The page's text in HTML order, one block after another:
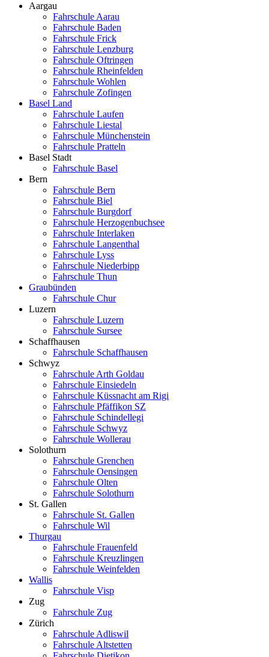
Aargau
Fahrschule Aarau
Fahrschule Baden
Fahrschule Frick
Fahrschule Lenzburg
Fahrschule Oftringen
Fahrschule Rheinfelden
Fahrschule Wohlen
Fahrschule Zofingen
Basel Land
Fahrschule Laufen
Fahrschule Liestal
Fahrschule Münchenstein
Fahrschule Pratteln
Basel Stadt
Fahrschule Basel
Bern
Fahrschule Bern
Fahrschule Biel
Fahrschule Burgdorf
Fahrschule Herzogenbuchsee
Fahrschule Interlaken
Fahrschule Langenthal
Fahrschule Lyss
Fahrschule Niederbipp
Fahrschule Thun
Graubünden
Fahrschule Chur
Luzern
Fahrschule Luzern
Fahrschule Sursee
Schaffhausen
Fahrschule Schaffhausen
Schwyz
Fahrschule Arth Goldau
Fahrschule Einsiedeln
Fahrschule Küssnacht am Rigi
Fahrschule Pfäffikon SZ
Fahrschule Schindellegi
Fahrschule Schwyz
Fahrschule Wollerau
Solothurn
Fahrschule Grenchen
Fahrschule Oensingen
Fahrschule Olten
Fahrschule Solothurn
St. Gallen
Fahrschule St. Gallen
Fahrschule Wil
Thurgau
Fahrschule Frauenfeld
Fahrschule Kreuzlingen
Fahrschule Weinfelden
Wallis
Fahrschule Visp
Zug
Fahrschule Zug
Zürich
Fahrschule Adliswil
Fahrschule Altstetten